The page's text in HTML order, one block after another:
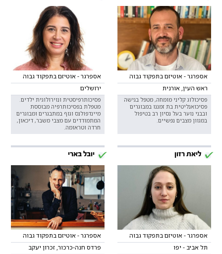
אספרגר - אוטיזם בתפקוד גבוה
ראש העין, אורנית
פסיכולוג קליני מומחה, מטפל בגישה
פסיכואנליטית בת זמננו במבוגרים
ובבני נוער בעל נסיון רב בטיפול
במגוון מצבים נפשיים.
אספרגר - אוטיזם בתפקוד גבוה
ירושלים
פסיכותרפיסטית ונוירולוגית ילדים.
מטפלת בפסיכותרפיה מבוססת
מיינדפולנס וגוף במתבגרים ומבוגרים
המתמודדים עם מצבי משבר, דיכאון,
חרדה וטראומה.
ליאת רזון
אספרגר - אוטיזם בתפקוד גבוה
תל אביב - יפו
יובל בארי
אספרגר - אוטיזם בתפקוד גבוה
פרדס חנה-כרכור, זכרון יעקב